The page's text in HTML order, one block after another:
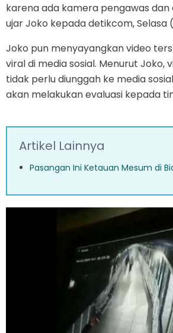
karena ada kamera pengawas dan
ujar Joko kepada detikcom, Selasa
Joko pun menyayangkan video
viral di media sosial. Menurut Joko,
tidak perlu diunggah ke media
akan melakukan evaluasi kepada
Artikel Lainnya
Pasangan Ini Ketauan Mesum di